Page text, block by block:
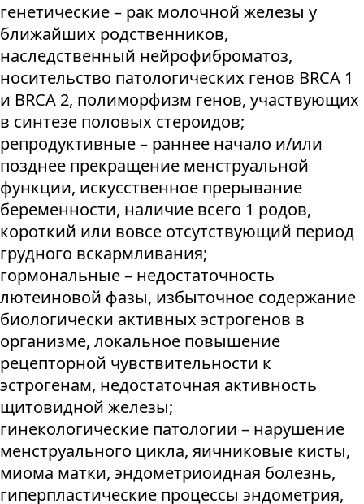
генетические – рак молочной железы у
ближайших родственников,
наследственный нейрофиброматоз,
носительство патологических генов BRCA 1
и BRCA 2, полиморфизм генов, участвующих
в синтезе половых стероидов;
репродуктивные – раннее начало и/или
позднее прекращение менструальной
функции, искусственное прерывание
беременности, наличие всего 1 родов,
короткий или вовсе отсутствующий период
грудного вскармливания;
гормональные – недостаточность
лютеиновой фазы, избыточное содержание
биологически активных эстрогенов в
организме, локальное повышение
рецепторной чувствительности к
эстрогенам, недостаточная активность
щитовидной железы;
гинекологические патологии – нарушение
менструального цикла, яичниковые кисты,
миома матки, эндометриоидная болезнь,
гиперпластические процессы эндометрия,